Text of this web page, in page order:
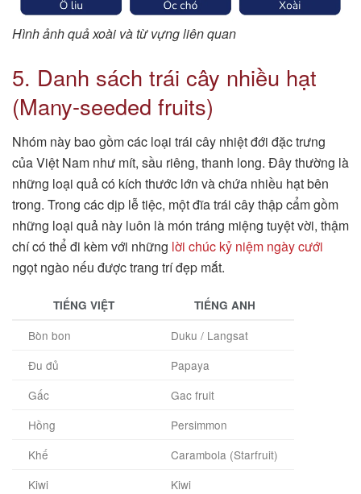
Hình ảnh quả xoài và từ vựng liên quan
5. Danh sách trái cây nhiều hạt
(Many-seeded fruits)
Nhóm này bao gồm các loại trái cây nhiệt đới đặc trưng
của Việt Nam như mít, sầu riêng, thanh long. Đây thường là
những loại quả có kích thước lớn và chứa nhiều hạt bên
trong. Trong các dịp lễ tiệc, một đĩa trái cây thập cẩm gồm
những loại quả này luôn là món tráng miệng tuyệt vời, thậm
chí có thể đi kèm với những lời chúc kỷ niệm ngày cưới
ngọt ngào nếu được trang trí đẹp mắt.
TIẾNG VIỆT TIẾNG ANH
Bòn bon
Duku / Langsat
Đu đủ
Papaya
Gấc
Gac fruit
Hồng
Persimmon
Khế
Carambola (Starfruit)
Kiwi
Kiwi